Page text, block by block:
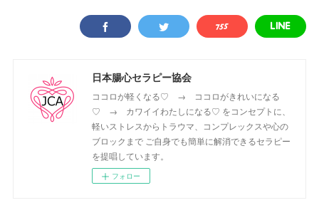
日本腸心セラピー協会
ココロが軽くなる♡ → ココロがきれいになる
♡ → カワイイわたしになる♡ をコンセプトに、
軽いストレスからトラウマ、コンプレックスや心の
ブロックまで ご自身でも簡単に解消できるセラピー
を提唱しています。
フォロー